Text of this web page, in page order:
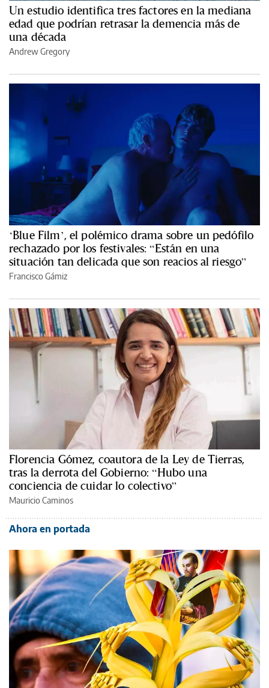
Un estudio identifica tres factores en la mediana
edad que podrían retrasar la demencia más de
una década
Andrew Gregory
‘Blue Film’, el polémico drama sobre un pedófilo
rechazado por los festivales: “Están en una
situación tan delicada que son reacios al riesgo”
Francisco Gámiz
Florencia Gómez, coautora de la Ley de Tierras,
tras la derrota del Gobierno: “Hubo una
conciencia de cuidar lo colectivo”
Mauricio Caminos
Ahora en portada